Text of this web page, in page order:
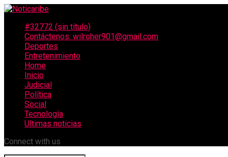
#32772 (sin título)
Contáctenos: wilroher901@gmail.com
Deportes
Entretenimiento
Home
Inicio
Judicial
Política
Social
Tecnología
Ultimas noticias
Connect with us